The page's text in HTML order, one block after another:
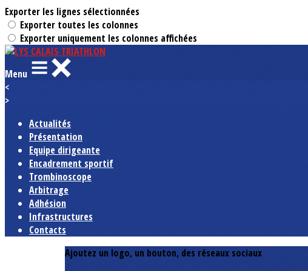
Exporter les lignes sélectionnées
Exporter toutes les colonnes
Exporter uniquement les colonnes affichées
Menu
<
>
Actualités
Présentation
Equipe dirigeante
Encadrement sportif
Trombinoscope
Arbitrage
Adhésion
Infrastructures
Contacts
Ajoutez un logo, un bouton, des réseaux sociaux